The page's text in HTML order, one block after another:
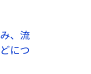
、流
につ